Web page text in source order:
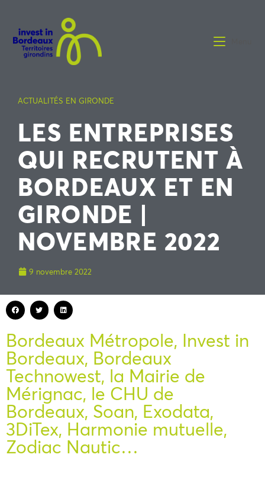
ACTUALITÉS EN GIRONDE
LES ENTREPRISES
QUI RECRUTENT À
BORDEAUX ET EN
GIRONDE |
NOVEMBRE 2022
9 novembre 2022
Bordeaux Métropole, Invest in
Bordeaux, Bordeaux
Technowest, la Mairie de
Mérignac, le CHU de
Bordeaux, Soan, Exodata,
3DiTex, Harmonie mutuelle,
Zodiac Nautic…